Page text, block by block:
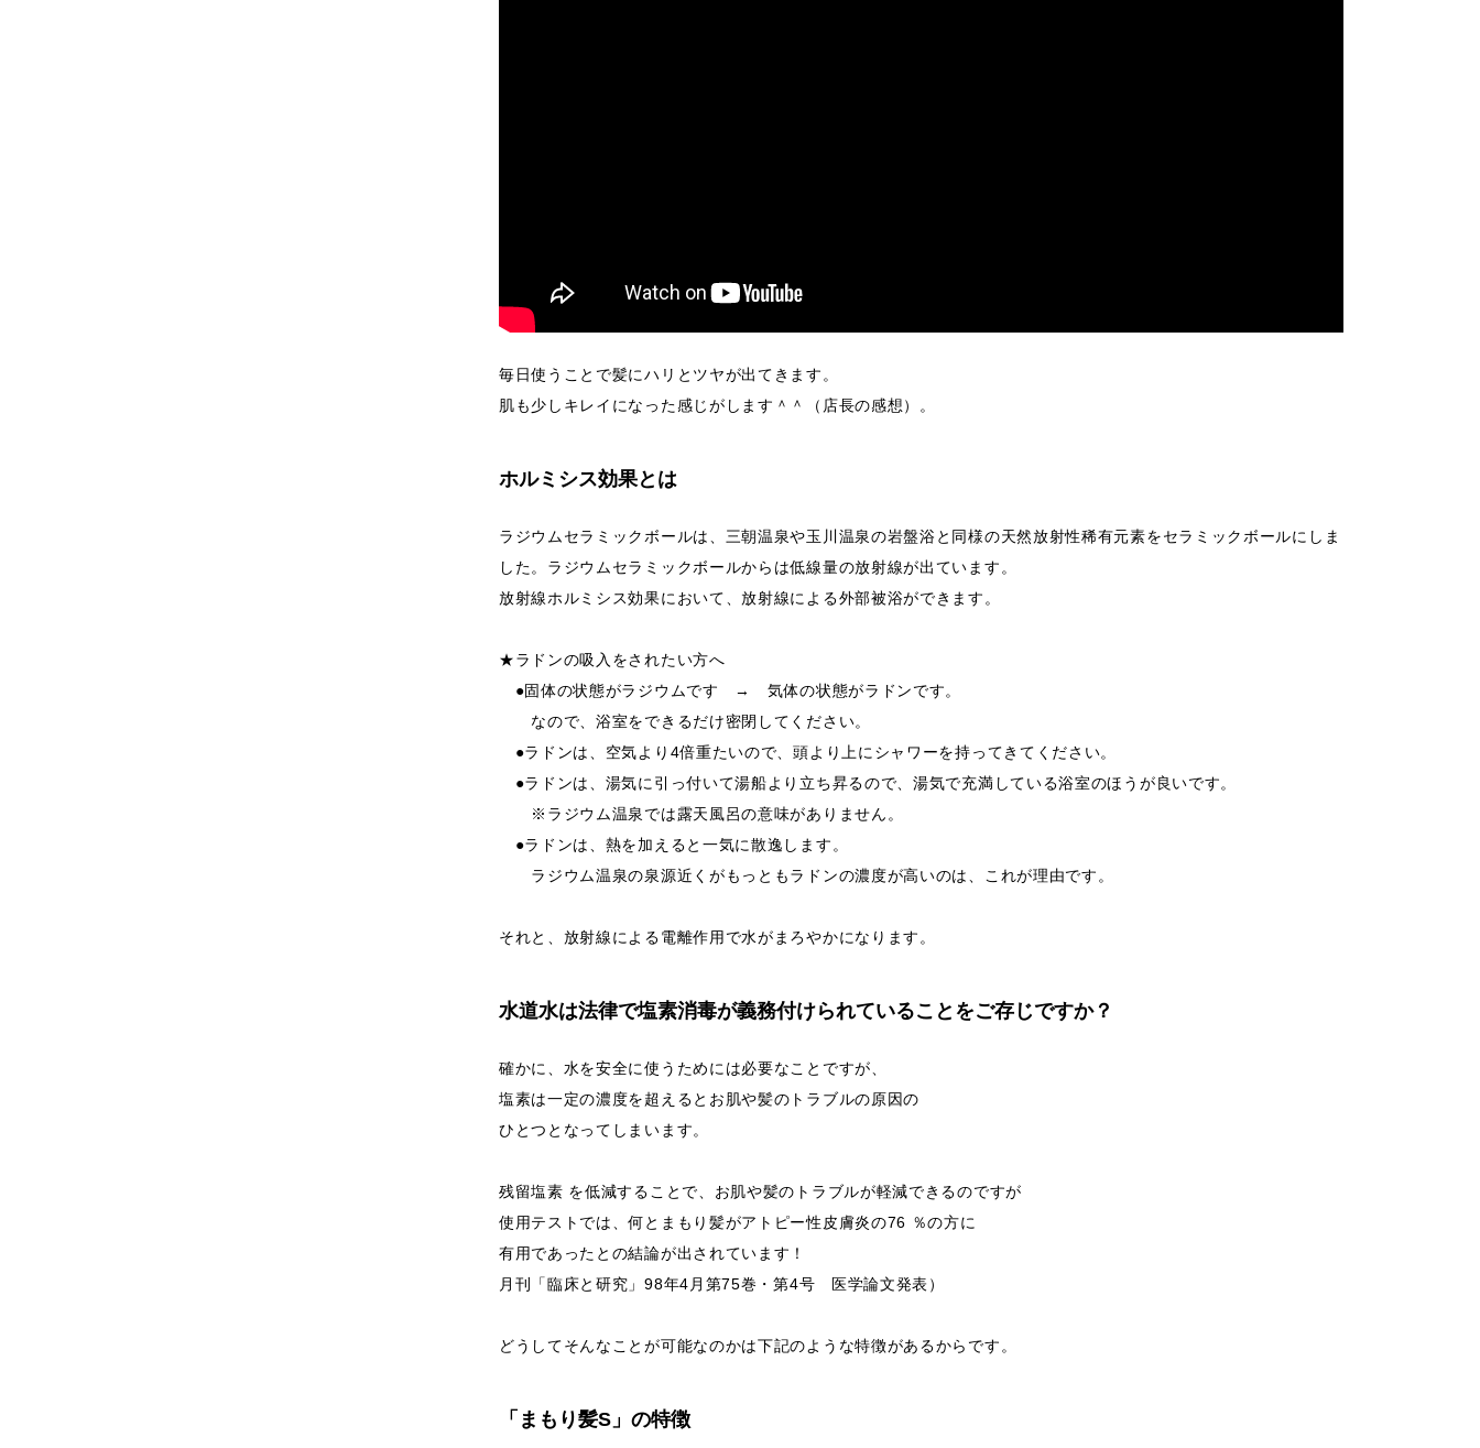
毎日使うことで髪にハリとツヤが出てきます。
肌も少しキレイになった感じがします＾＾（店長の感想）。
ホルミシス効果とは
ラジウムセラミックボールは、三朝温泉や玉川温泉の岩盤浴と同様の天然放射性稀有元素をセラミックボールにしま
した。ラジウムセラミックボールからは低線量の放射線が出ています。
放射線ホルミシス効果において、放射線による外部被浴ができます。
★ラドンの吸入をされたい方へ
●固体の状態がラジウムです → 気体の状態がラドンです。
なので、浴室をできるだけ密閉してください。
●ラドンは、空気より4倍重たいので、頭より上にシャワーを持ってきてください。
●ラドンは、湯気に引っ付いて湯船より立ち昇るので、湯気で充満している浴室のほうが良いです。
※ラジウム温泉では露天風呂の意味がありません。
●ラドンは、熱を加えると一気に散逸します。
ラジウム温泉の泉源近くがもっともラドンの濃度が高いのは、これが理由です。
それと、放射線による電離作用で水がまろやかになります。
水道水は法律で塩素消毒が義務付けられていることをご存じですか？
確かに、水を安全に使うためには必要なことですが、
塩素は一定の濃度を超えるとお肌や髪のトラブルの原因の
ひとつとなってしまいます。
残留塩素 を低減することで、お肌や髪のトラブルが軽減できるのですが
使用テストでは、何とまもり髪がアトピー性皮膚炎の76 ％の方に
有用であったとの結論が出されています！
月刊「臨床と研究」98年4月第75巻・第4号 医学論文発表）
どうしてそんなことが可能なのかは下記のような特徴があるからです。
「まもり髪S」の特徴